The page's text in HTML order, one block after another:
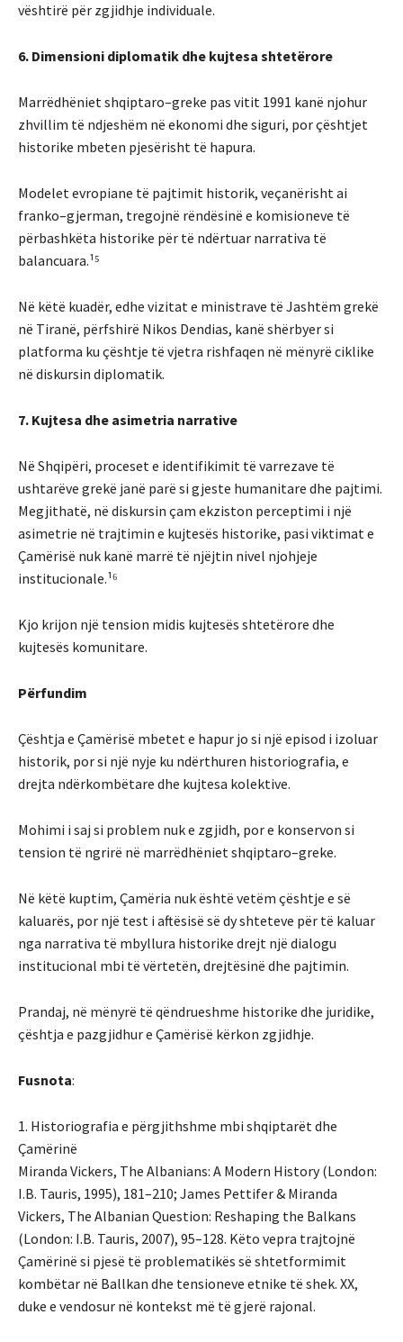
vështirë për zgjidhje individuale.
6. Dimensioni diplomatik dhe kujtesa shtetërore
Marrëdhëniet shqiptaro–greke pas vitit 1991 kanë njohur
zhvillim të ndjeshëm në ekonomi dhe siguri, por çështjet
historike mbeten pjesërisht të hapura.
Modelet evropiane të pajtimit historik, veçanërisht ai
franko–gjerman, tregojnë rëndësinë e komisioneve të
përbashkëta historike për të ndërtuar narrativa të
balancuara.¹⁵
Në këtë kuadër, edhe vizitat e ministrave të Jashtëm grekë
në Tiranë, përfshirë Nikos Dendias, kanë shërbyer si
platforma ku çështje të vjetra rishfaqen në mënyrë ciklike
në diskursin diplomatik.
7. Kujtesa dhe asimetria narrative
Në Shqipëri, proceset e identifikimit të varrezave të
ushtarëve grekë janë parë si gjeste humanitare dhe pajtimi.
Megjithatë, në diskursin çam ekziston perceptimi i një
asimetrie në trajtimin e kujtesës historike, pasi viktimat e
Çamërisë nuk kanë marrë të njëjtin nivel njohjeje
institucionale.¹⁶
Kjo krijon një tension midis kujtesës shtetërore dhe
kujtesës komunitare.
Përfundim
Çështja e Çamërisë mbetet e hapur jo si një episod i izoluar
historik, por si një nyje ku ndërthuren historiografia, e
drejta ndërkombëtare dhe kujtesa kolektive.
Mohimi i saj si problem nuk e zgjidh, por e konservon si
tension të ngrirë në marrëdhëniet shqiptaro–greke.
Në këtë kuptim, Çamëria nuk është vetëm çështje e së
kaluarës, por një test i aftësisë së dy shteteve për të kaluar
nga narrativa të mbyllura historike drejt një dialogu
institucional mbi të vërtetën, drejtësinë dhe pajtimin.
Prandaj, në mënyrë të qëndrueshme historike dhe juridike,
çështja e pazgjidhur e Çamërisë kërkon zgjidhje.
Fusnota:
1. Historiografia e përgjithshme mbi shqiptarët dhe
Çamërinë
Miranda Vickers, The Albanians: A Modern History (London:
I.B. Tauris, 1995), 181–210; James Pettifer & Miranda
Vickers, The Albanian Question: Reshaping the Balkans
(London: I.B. Tauris, 2007), 95–128. Këto vepra trajtojnë
Çamërinë si pjesë të problematikës së shtetformimit
kombëtar në Ballkan dhe tensioneve etnike të shek. XX,
duke e vendosur në kontekst më të gjerë rajonal.